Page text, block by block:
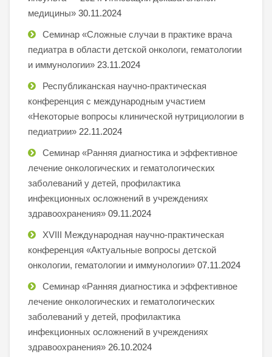
медицины» 30.11.2024
Семинар «Сложные случаи в практике врача
педиатра в области детской онкологи, гематологии
и иммунологии» 23.11.2024
Республиканская научно-практическая
конференция с международным участием
«Некоторые вопросы клинической нутрициологии в
педиатрии» 22.11.2024
Семинар «Ранняя диагностика и эффективное
лечение онкологических и гематологических
заболеваний у детей, профилактика
инфекционных осложнений в учреждениях
здравоохранения» 09.11.2024
XVIII Международная научно-практическая
конференция «Актуальные вопросы детской
онкологии, гематологии и иммунологии» 07.11.2024
Семинар «Ранняя диагностика и эффективное
лечение онкологических и гематологических
заболеваний у детей, профилактика
инфекционных осложнений в учреждениях
здравоохранения» 26.10.2024